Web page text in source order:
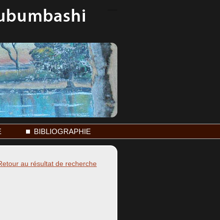
BIBLIOGRAPHIE
au résultat de recherche